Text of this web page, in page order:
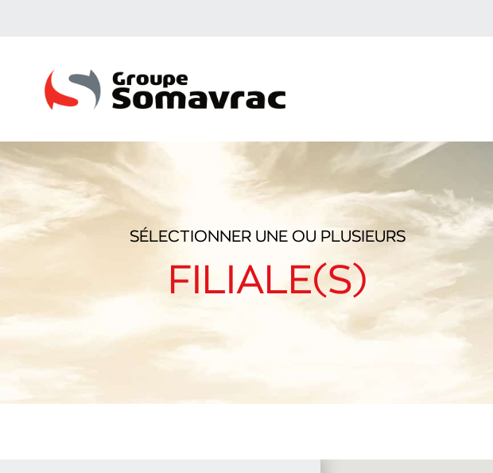
SÉLECTIONNER UNE OU PLUSIEURS
FILIALE(S)